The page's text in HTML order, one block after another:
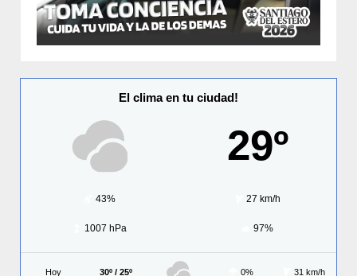
El clima en tu ciudad!
29º
43% 27 km/h
1007 hPa 97%
Hoy 30º / 25º 0% 31 km/h